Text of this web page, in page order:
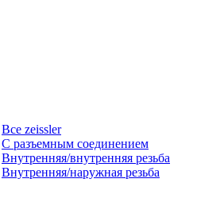
Все zeissler
С разъемным соединением
Внутренняя/внутренняя резьба
Внутренняя/наружная резьба